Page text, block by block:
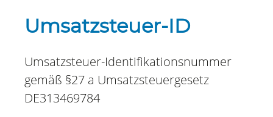
Umsatzsteuer-ID
Umsatzsteuer-Identifikationsnummer
gemäß §27 a Umsatzsteuergesetz
DE313469784